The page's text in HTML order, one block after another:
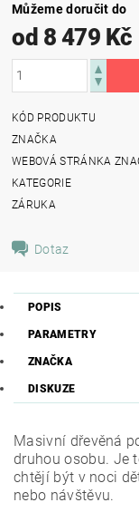
Můžeme doručit do
od 8 479 Kč
KÓD PRODUKTU
ZNAČKA
WEBOVÁ STRÁNKA
KATEGORIE
ZÁRUKA
Dotaz
POPIS
PARAMETRY
ZNAČKA
DISKUZE
Masivní dřevěná
druhou osobu. Je
chtějí být v noci
nebo návštěvu.